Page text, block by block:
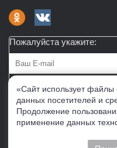
Пожалуйста укажите:
О нас Доставка
Политика
обработке
«Сайт использует файлы
данных посетителей и
Продолжение
применение данных